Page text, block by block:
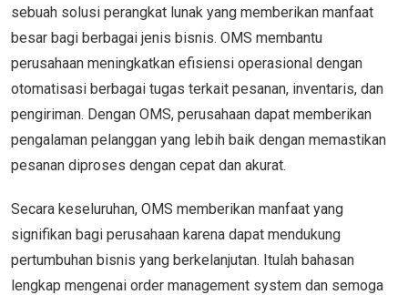
sebuah solusi perangkat lunak yang memberikan manfaat
besar bagi berbagai jenis bisnis. OMS membantu
perusahaan meningkatkan efisiensi operasional dengan
otomatisasi berbagai tugas terkait pesanan, inventaris, dan
pengiriman. Dengan OMS, perusahaan dapat memberikan
pengalaman pelanggan yang lebih baik dengan memastikan
pesanan diproses dengan cepat dan akurat.
Secara keseluruhan, OMS memberikan manfaat yang
signifikan bagi perusahaan karena dapat mendukung
pertumbuhan bisnis yang berkelanjutan. Itulah bahasan
lengkap mengenai order management system dan semoga